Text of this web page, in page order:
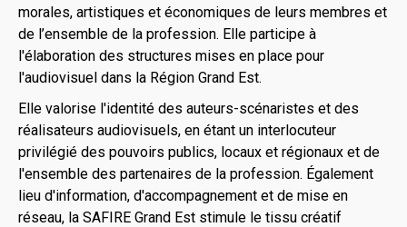
morales, artistiques et économiques de leurs membres et
de l’ensemble de la profession. Elle participe à
l'élaboration des structures mises en place pour
l'audiovisuel dans la Région Grand Est.
Elle valorise l'identité des auteurs-scénaristes et des
réalisateurs audiovisuels, en étant un interlocuteur
privilégié des pouvoirs publics, locaux et régionaux et de
l'ensemble des partenaires de la profession. Également
lieu d'information, d'accompagnement et de mise en
réseau, la SAFIRE Grand Est stimule le tissu créatif